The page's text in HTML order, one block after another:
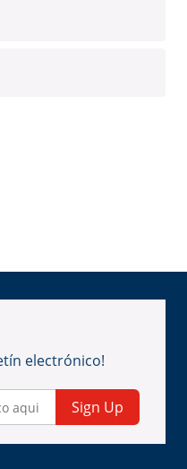
electrónico!
Sign Up